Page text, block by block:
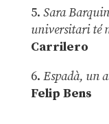
5. Sara
universitari té
Carrilero
6. Espadà, un
Felip Bens